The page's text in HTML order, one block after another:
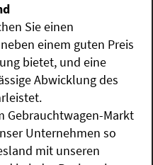
Sie einen
einem guten Preis
bietet, und eine
Abwicklung des
Gebrauchtwagen-Markt
Unternehmen so
mit unseren